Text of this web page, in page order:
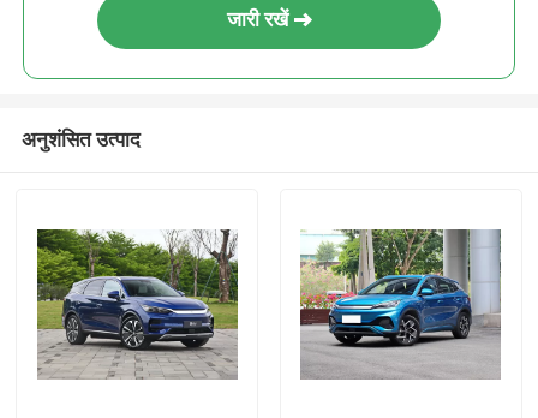
जारी रखें
अनुशंसित उत्पाद